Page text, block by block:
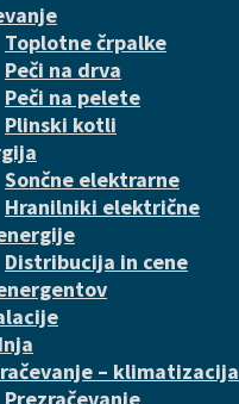
Toplotne črpalke
Peči na drva
Peči na pelete
Plinski kotli
Sončne elektrarne
Hranilniki električne
Distribucija in cene
– klimatizacija